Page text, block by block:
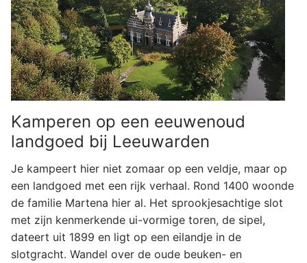
Kamperen op een eeuwenoud
landgoed bij Leeuwarden
Je kampeert hier niet zomaar op een veldje, maar op
een landgoed met een rijk verhaal. Rond 1400 woonde
de familie Martena hier al. Het sprookjesachtige slot
met zijn kenmerkende ui-vormige toren, de sipel,
dateert uit 1899 en ligt op een eilandje in de
slotgracht. Wandel over de oude beuken- en